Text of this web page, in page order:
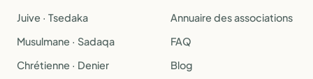
Juive · Tsedaka
Musulmane · Sadaqa
Chrétienne · Denier
Annuaire des associations
FAQ
Blog